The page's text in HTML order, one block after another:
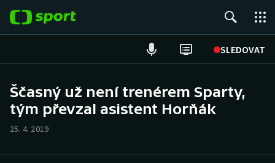
SLEDOVAT
Hokej
Ščasný už není trenérem Sparty,
tým převzal asistent Horňák
25. 4. 2019